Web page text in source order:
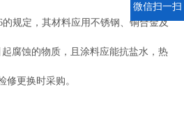
规定，其材料应用不锈钢、铜合金及
腐蚀的物质，且涂料应能抗盐水，热
更换时采购。
微信扫一扫